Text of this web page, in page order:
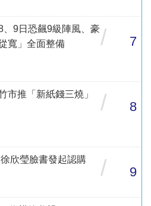
9日恐飆9級陣風、豪
寬」全面整備
/ 7
推「新紙錢三燒」
/ 8
欣瑩臉書發起認購
/ 9